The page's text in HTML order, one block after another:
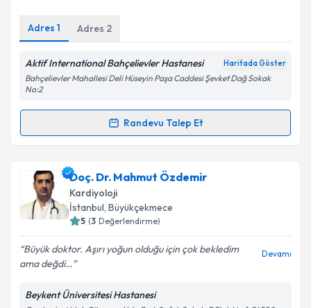
kapsamda işlenmesini kabul ediyorum.
Adres 1 Adres 2
Aktif International Bahçelievler Hastanesi Haritada Göster
Bahçelievler Mahallesi Deli Hüseyin Paşa Caddesi Şevket Dağ Sokak
No:2
Randevu Talep Et
Randevu Takvimi Talebi
Uzm. Dr. Necdet Filizkayaiçin randevu takvimi
talebi oluşturun. Size bu uzmandan randevu almanız
için bir takvim hazırlandığında e-posta ile
bilgilendireceğiz.
E-posta Adresiniz
Doç. Dr. Mahmut Özdemir
Kardiyoloji
İstanbul, Büyükçekmece
5 (3 Değerlendirme)
Büyük doktor. Aşırı yoğun olduğu için çok bekledim
ama değdi…
Devamı
Beykent Üniversitesi Hastanesi